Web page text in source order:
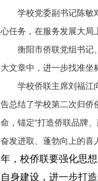
学校党委副书记陈敏
心任务，在服务发展大局
衡阳市侨联党组书记
大文章中，进一步找准坐
学校侨联主席刘福江
告总结了学校第二次归侨
命，锚定“打造侨联品牌
奋发进取、蓬勃向上的喜
年，校侨联要强化思
自身建设，进一步打造